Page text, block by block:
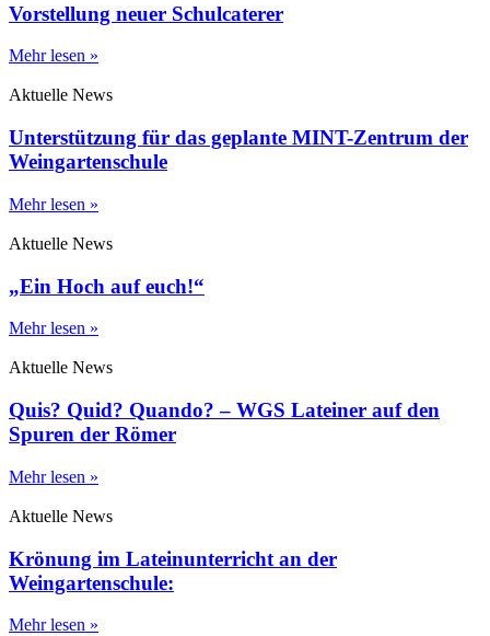
Vorstellung neuer Schulcaterer
Mehr lesen »
Aktuelle News
Unterstützung für das geplante MINT-Zentrum der
Weingartenschule
Mehr lesen »
Aktuelle News
„Ein Hoch auf euch!“
Mehr lesen »
Aktuelle News
Quis? Quid? Quando? – WGS Lateiner auf den
Spuren der Römer
Mehr lesen »
Aktuelle News
Krönung im Lateinunterricht an der
Weingartenschule:
Mehr lesen »